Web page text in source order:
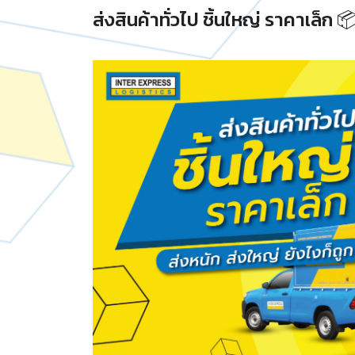
ส่งสินค้าทั่วไป ชิ้นใหญ่ ราคาเล็ก